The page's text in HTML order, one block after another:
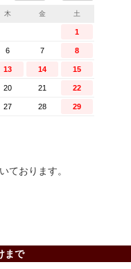
ております。
まで